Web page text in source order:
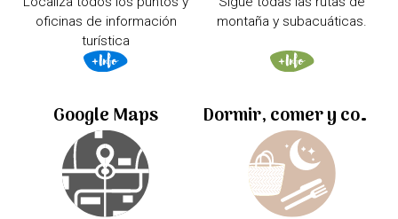
oficinas de información
turística
montaña y subacuáticas.
Google Maps Dormir, comer y comprar